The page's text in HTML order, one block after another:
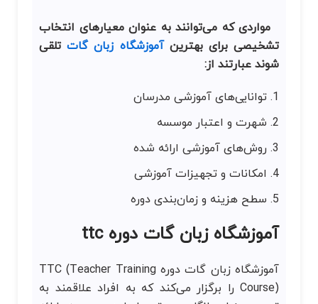
مواردی که می‌توانند به عنوان معیارهای انتخاب
تشخیصی برای بهترینآموزشگاه زبان گاتتلقی
شوند عبارتند از:
توانایی‌های آموزشی مدرسان
شهرت و اعتبار موسسه
روش‌های آموزشی ارائه شده
امکانات و تجهیزات آموزشی
سطح هزینه و زمان‌بندی دوره
آموزشگاه زبان گات دوره ttc
آموزشگاه زبان گات دوره TTC (Teacher Training
Course) را برگزار می‌کند که به افراد علاقمند به